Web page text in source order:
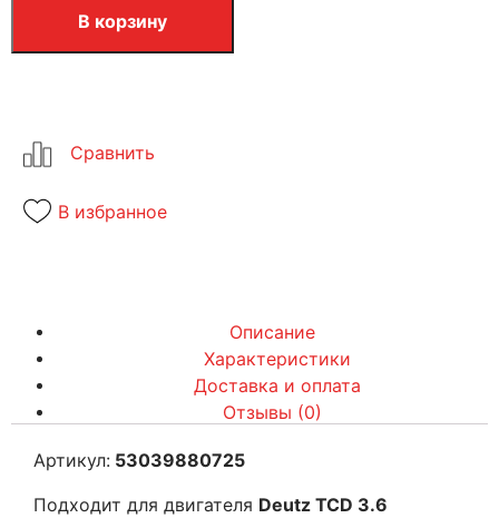
В корзину
В избранное
Описание
Характеристики
Доставка и оплата
Отзывы (0)
Артикул: 53039880725
Подходит для двигателя Deutz TCD 3.6